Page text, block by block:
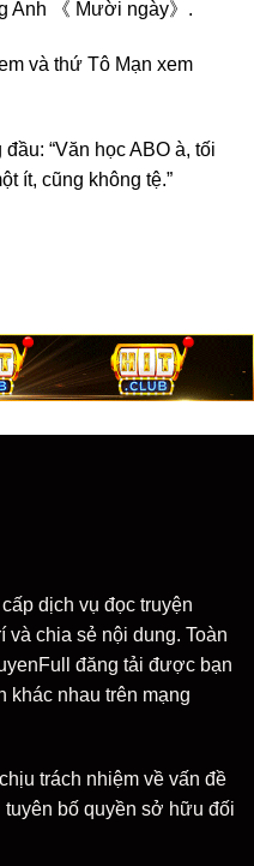
Anh 《 Mười ngày》.
và thứ Tô Mạn xem
“Văn học ABO à, tối
ít, cũng không tệ.”
dịch vụ đọc truyện
chia sẻ nội dung. Toàn
đăng tải được bạn
khác nhau trên mạng
trách nhiệm về vấn đề
tuyên bố quyền sở hữu đối